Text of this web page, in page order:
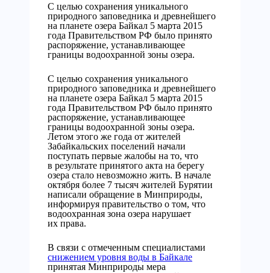
С целью сохранения уникального
природного заповедника и древнейшего
на планете озера Байкал 5 марта 2015
года Правительством РФ было принято
распоряжение, устанавливающее
границы водоохранной зоны озера.
С целью сохранения уникального
природного заповедника и древнейшего
на планете озера Байкал 5 марта 2015
года Правительством РФ было принято
распоряжение, устанавливающее
границы водоохранной зоны озера.
Летом этого же года от жителей
Забайкальских поселений начали
поступать первые жалобы на то, что
в результате принятого акта на берегу
озера стало невозможно жить. В начале
октября более 7 тысяч жителей Бурятии
написали обращение в Минприроды,
информируя правительство о том, что
водоохранная зона озера нарушает
их права.
В связи с отмеченным специалистами
снижением уровня воды в Байкале
принятая Минприроды мера